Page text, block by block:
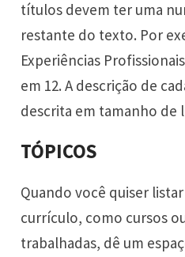
títulos devem ter uma
restante do texto. Por
Experiências
em 12. A descrição de
descrita em tamanho de
TÓPICOS
Quando você quiser
currículo, como cursos
trabalhadas, dê um